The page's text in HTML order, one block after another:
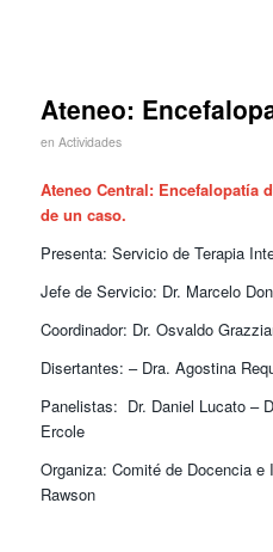
Ateneo:
en Actividades
Ateneo Central: Encefalopatía
de un caso.
Presenta: Servicio de Terapia
Jefe de Servicio: Dr. Marcelo
Coordinador: Dr. Osvaldo
Disertantes: – Dra. Agostina
Panelistas: Dr. Daniel Lucato –
Ercole
Organiza: Comité de Docencia e
Rawson